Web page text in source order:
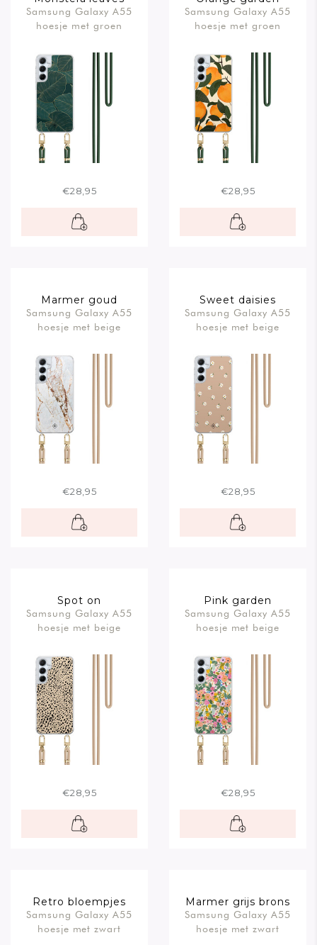
Samsung Galaxy A55
hoesje met groen
€28,95
Samsung Galaxy A55
hoesje met groen
€28,95
Marmer goud
Samsung Galaxy A55
hoesje met beige
€28,95
Sweet daisies
Samsung Galaxy A55
hoesje met beige
€28,95
Spot on
Samsung Galaxy A55
hoesje met beige
€28,95
Pink garden
Samsung Galaxy A55
hoesje met beige
€28,95
Retro bloempjes
Samsung Galaxy A55
hoesje met zwart
Marmer grijs brons
Samsung Galaxy A55
hoesje met zwart